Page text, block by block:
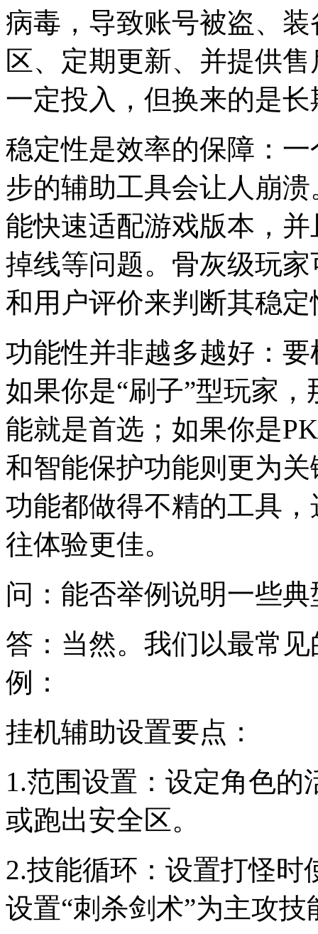
病毒，导致账号被盗、
区、定期更新、并提供
一定投入，但换来的是
稳定性是效率的保障：
步的辅助工具会让人崩
能快速适配游戏版本，
掉线等问题。骨灰级玩
和用户评价来判断其稳定
功能性并非越多越好：
如果你是“刷子”型玩家
能就是首选；如果你是
和智能保护功能则更为
功能都做得不精的工具
往体验更佳。
问：能否举例说明一些
答：当然。我们以最常见
例：
挂机辅助设置要点：
1.范围设置：设定角色
或跑出安全区。
2.技能循环：设置打怪
设置“刺杀剑术”为主攻技